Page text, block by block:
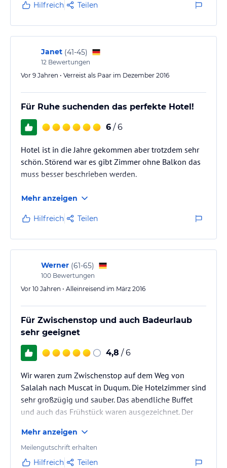
Hilfreich Teilen
Janet (41-45)
12 Bewertungen
Vor 9 Jahren • Verreist als Paar im Dezember 2016
Für Ruhe suchenden das perfekte Hotel!
6 / 6
Hotel ist in die Jahre gekommen aber trotzdem sehr
schön. Störend war es gibt Zimmer ohne Balkon das
muss besser beschrieben werden.
Mehr anzeigen
Hilfreich Teilen
Werner (61-65)
100 Bewertungen
Vor 10 Jahren • Alleinreisend im März 2016
Für Zwischenstop und auch Badeurlaub
sehr geeignet
4,8 / 6
Wir waren zum Zwischenstop auf dem Weg von
Salalah nach Muscat in Duqum. Die Hotelzimmer sind
sehr großzügig und sauber. Das abendliche Buffet
und auch das Frühstück waren ausgezeichnet. Der
Umgebung ist leider noch sehr im Aufbau begriffen.
Mehr anzeigen
Meilengutschrift erhalten
Hilfreich Teilen